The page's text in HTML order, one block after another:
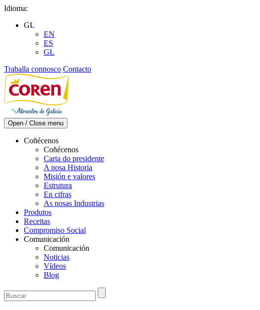
Skip
content
Idioma:
GL
EN
ES
GL
Traballa connosco Contacto
Open / Close menu
Coñécenos
Coñécenos
Carta do presidente
A nosa Historia
Misión e valores
Estrutura
En cifras
As nosas Industrias
Produtos
Receitas
Compromiso Social
Comunicación
Comunicación
Noticias
Vídeos
Blog